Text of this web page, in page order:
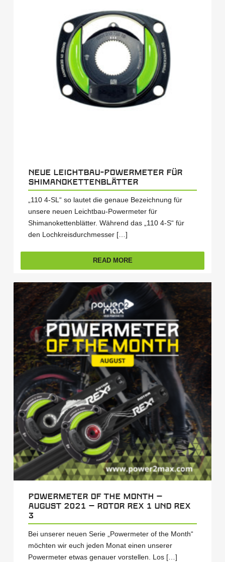
Neue Leichtbau-Powermeter für
Shimanokettenblätter
„110 4-SL“ so lautet die genaue Bezeichnung für
unsere neuen Leichtbau-Powermeter für
Shimanokettenblätter. Während das „110 4-S“ für
den Lochkreisdurchmesser […]
READ MORE
Powermeter of the Month –
August 2021 – Rotor Rex 1 und Rex
3
Bei unserer neuen Serie „Powermeter of the Month“
möchten wir euch jeden Monat einen unserer
Powermeter etwas genauer vorstellen. Los […]